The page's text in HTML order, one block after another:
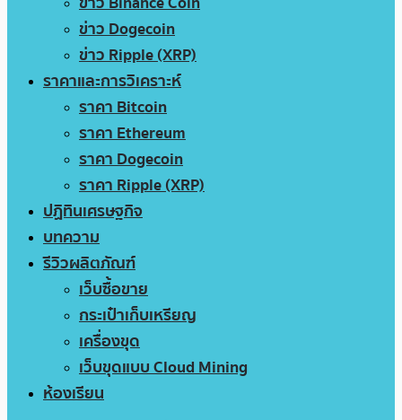
ข่าว Dogecoin
ข่าว Ripple (XRP)
ราคาและการวิเคราะห์
ราคา Bitcoin
ราคา Ethereum
ราคา Dogecoin
ราคา Ripple (XRP)
ปฏิทินเศรษฐกิจ
บทความ
รีวิวผลิตภัณฑ์
เว็บซื้อขาย
กระเป๋าเก็บเหรียญ
เครื่องขุด
เว็บขุดแบบ Cloud Mining
ห้องเรียน